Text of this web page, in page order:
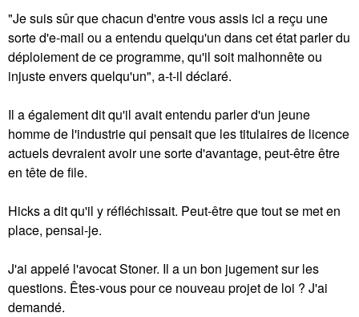
"Je suis sûr que chacun d'entre vous assis ici a reçu une
sorte d'e-mail ou a entendu quelqu'un dans cet état parler du
déploiement de ce programme, qu'il soit malhonnête ou
injuste envers quelqu'un", a-t-il déclaré.
Il a également dit qu'il avait entendu parler d'un jeune
homme de l'industrie qui pensait que les titulaires de licence
actuels devraient avoir une sorte d'avantage, peut-être être
en tête de file.
Hicks a dit qu'il y réfléchissait. Peut-être que tout se met en
place, pensai-je.
J'ai appelé l'avocat Stoner. Il a un bon jugement sur les
questions. Êtes-vous pour ce nouveau projet de loi ? J'ai
demandé.